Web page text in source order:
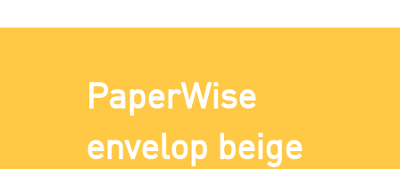
PaperWise
envelop beige